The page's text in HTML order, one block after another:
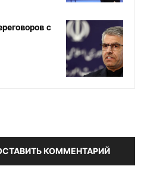
с
КОММЕНТАРИЙ